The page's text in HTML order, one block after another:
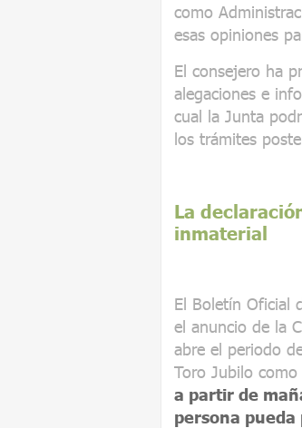
como
esas opiniones
El consejero ha
alegaciones e
cual la Junta
los trámites
La
inmaterial
El Boletín Oficial
el anuncio de la
abre el periodo
Toro Jubilo
a partir de
persona